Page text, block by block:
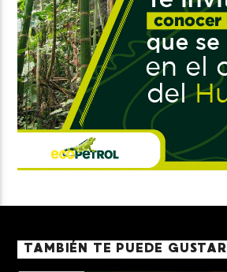
TAMBIÉN TE PUEDE GUSTAR